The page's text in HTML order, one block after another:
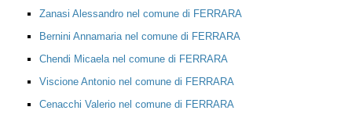
Zanasi Alessandro nel comune di FERRARA
Bernini Annamaria nel comune di FERRARA
Chendi Micaela nel comune di FERRARA
Viscione Antonio nel comune di FERRARA
Cenacchi Valerio nel comune di FERRARA